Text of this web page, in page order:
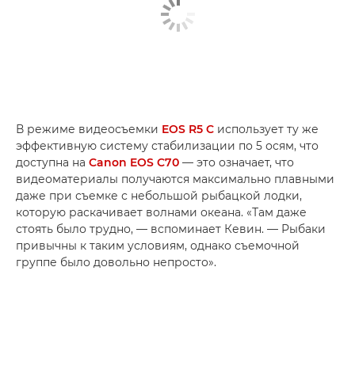
В режиме видеосъемки EOS R5 C использует ту же
эффективную систему стабилизации по 5 осям, что
доступна на Canon EOS C70 — это означает, что
видеоматериалы получаются максимально плавными
даже при съемке с небольшой рыбацкой лодки,
которую раскачивает волнами океана. «Там даже
стоять было трудно, — вспоминает Кевин. — Рыбаки
привычны к таким условиям, однако съемочной
группе было довольно непросто».